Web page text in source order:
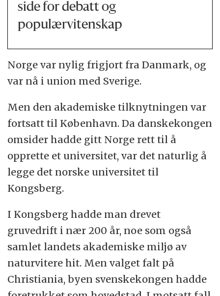
side for debatt og
populærvitenskap
Norge var nylig frigjort fra Danmark, og
var nå i union med Sverige.
Men den akademiske tilknytningen var
fortsatt til København. Da danskekongen
omsider hadde gitt Norge rett til å
opprette et universitet, var det naturlig å
legge det norske universitet til
Kongsberg.
I Kongsberg hadde man drevet
gruvedrift i nær 200 år, noe som også
samlet landets akademiske miljø av
naturvitere hit. Men valget falt på
Christiania, byen svenskekongen hadde